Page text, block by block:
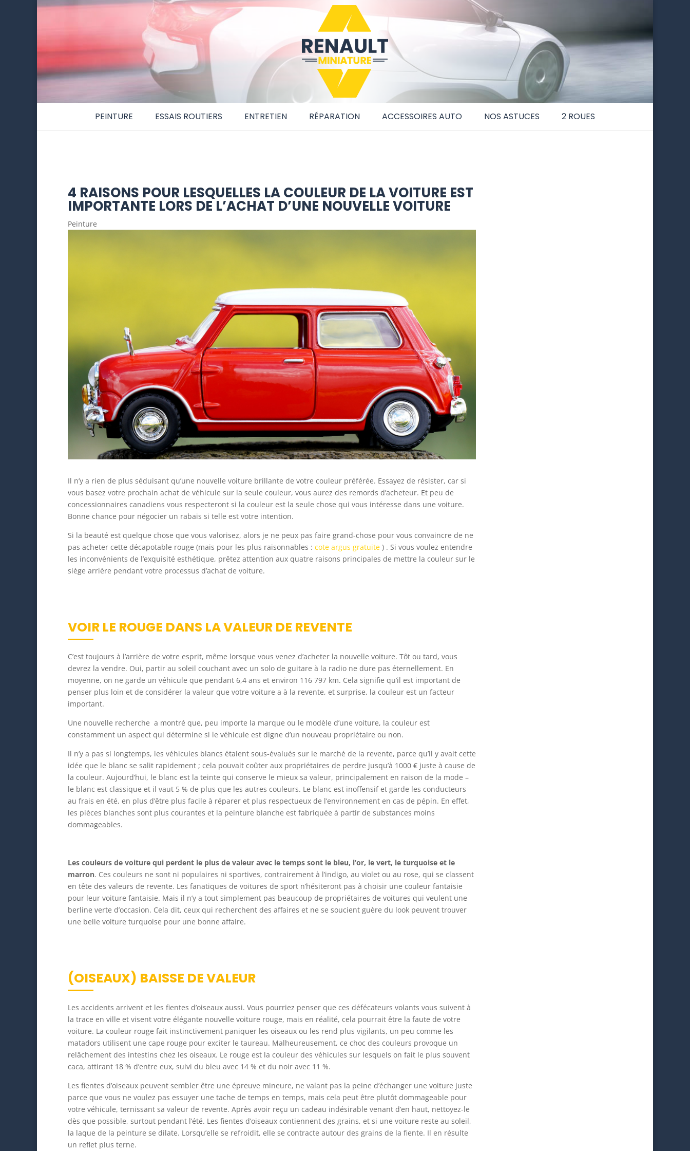
PEINTURE ESSAIS ROUTIERS ENTRETIEN RÉPARATION ACCESSOIRES AUTO NOS ASTUCES 2 ROUES
4 RAISONS POUR LESQUELLES LA COULEUR DE LA VOITURE EST
IMPORTANTE LORS DE L’ACHAT D’UNE NOUVELLE VOITURE
Peinture
Il n’y a rien de plus séduisant qu’une nouvelle voiture brillante de votre couleur préférée. Essayez de résister, car si
vous basez votre prochain achat de véhicule sur la seule couleur, vous aurez des remords d’acheteur. Et peu de
concessionnaires canadiens vous respecteront si la couleur est la seule chose qui vous intéresse dans une voiture.
Bonne chance pour négocier un rabais si telle est votre intention.
Si la beauté est quelque chose que vous valorisez, alors je ne peux pas faire grand-chose pour vous convaincre de ne
pas acheter cette décapotable rouge (mais pour les plus raisonnables : cote argus gratuite ) . Si vous voulez entendre
les inconvénients de l’exquisité esthétique, prêtez attention aux quatre raisons principales de mettre la couleur sur le
siège arrière pendant votre processus d’achat de voiture.
VOIR LE ROUGE DANS LA VALEUR DE REVENTE
C’est toujours à l’arrière de votre esprit, même lorsque vous venez d’acheter la nouvelle voiture. Tôt ou tard, vous
devrez la vendre. Oui, partir au soleil couchant avec un solo de guitare à la radio ne dure pas éternellement. En
moyenne, on ne garde un véhicule que pendant 6,4 ans et environ 116 797 km. Cela signifie qu’il est important de
penser plus loin et de considérer la valeur que votre voiture a à la revente, et surprise, la couleur est un facteur
important.
Une nouvelle recherche a montré que, peu importe la marque ou le modèle d’une voiture, la couleur est
constamment un aspect qui détermine si le véhicule est digne d’un nouveau propriétaire ou non.
Il n’y a pas si longtemps, les véhicules blancs étaient sous-évalués sur le marché de la revente, parce qu’il y avait cette
idée que le blanc se salit rapidement ; cela pouvait coûter aux propriétaires de perdre jusqu’à 1000 € juste à cause de
la couleur. Aujourd’hui, le blanc est la teinte qui conserve le mieux sa valeur, principalement en raison de la mode –
le blanc est classique et il vaut 5 % de plus que les autres couleurs. Le blanc est inoffensif et garde les conducteurs
au frais en été, en plus d’être plus facile à réparer et plus respectueux de l’environnement en cas de pépin. En effet,
les pièces blanches sont plus courantes et la peinture blanche est fabriquée à partir de substances moins
dommageables.
Les couleurs de voiture qui perdent le plus de valeur avec le temps sont le bleu, l’or, le vert, le turquoise et le
marron. Ces couleurs ne sont ni populaires ni sportives, contrairement à l’indigo, au violet ou au rose, qui se classent
en tête des valeurs de revente. Les fanatiques de voitures de sport n’hésiteront pas à choisir une couleur fantaisie
pour leur voiture fantaisie. Mais il n’y a tout simplement pas beaucoup de propriétaires de voitures qui veulent une
berline verte d’occasion. Cela dit, ceux qui recherchent des affaires et ne se soucient guère du look peuvent trouver
une belle voiture turquoise pour une bonne affaire.
(OISEAUX) BAISSE DE VALEUR
Les accidents arrivent et les fientes d’oiseaux aussi. Vous pourriez penser que ces défécateurs volants vous suivent à
la trace en ville et visent votre élégante nouvelle voiture rouge, mais en réalité, cela pourrait être la faute de votre
voiture. La couleur rouge fait instinctivement paniquer les oiseaux ou les rend plus vigilants, un peu comme les
matadors utilisent une cape rouge pour exciter le taureau. Malheureusement, ce choc des couleurs provoque un
relâchement des intestins chez les oiseaux. Le rouge est la couleur des véhicules sur lesquels on fait le plus souvent
caca, attirant 18 % d’entre eux, suivi du bleu avec 14 % et du noir avec 11 %.
Les fientes d’oiseaux peuvent sembler être une épreuve mineure, ne valant pas la peine d’échanger une voiture juste
parce que vous ne voulez pas essuyer une tache de temps en temps, mais cela peut être plutôt dommageable pour
votre véhicule, ternissant sa valeur de revente. Après avoir reçu un cadeau indésirable venant d’en haut, nettoyez-le
dès que possible, surtout pendant l’été. Les fientes d’oiseaux contiennent des grains, et si une voiture reste au soleil,
la laque de la peinture se dilate. Lorsqu’elle se refroidit, elle se contracte autour des grains de la fiente. Il en résulte
un reflet plus terne.